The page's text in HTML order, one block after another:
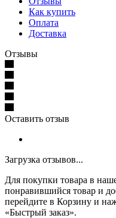
Как купить
Оплата
Доставка
Отзывы
Оставить отзыв
Загрузка отзывов...
Для покупки товара в
понравившийся товар и
перейдите в Корзину и
«Быстрый заказ».